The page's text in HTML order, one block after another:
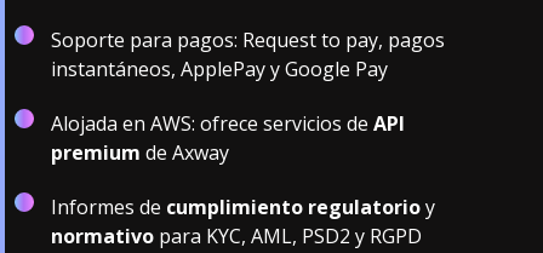
Soporte para pagos: Request to pay, pagos
instantáneos, ApplePay y Google Pay
Alojada en AWS: ofrece servicios de API
premium de Axway
Informes de cumplimiento regulatorioy
normativo para KYC, AML, PSD2 y RGPD